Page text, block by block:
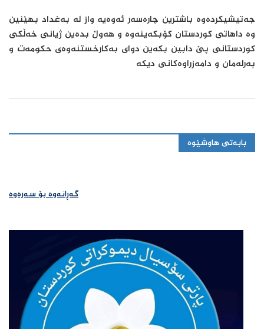
جەتیشیکردەوە باشترین چارەسەر ئەوەیە واز لە بەغداد بهێنین
وە داهاتی کوردستان کۆبکەینەوە و هەوڵ بدەین ژیانی خەڵکی
کوردستانی پێ دابین بکەین دوای بەکارخستنەوەی حکومەت و
پەرلەمان و دامەزراوەکانی دیکە
بابەتی هاوشێوە
گەڕانەوە بۆ سەرەوە